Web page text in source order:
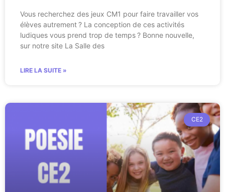
Vous recherchez des jeux CM1 pour faire travailler vos
élèves autrement ? La conception de ces activités
ludiques vous prend trop de temps ? Bonne nouvelle,
sur notre site La Salle des
LIRE LA SUITE »
CE2